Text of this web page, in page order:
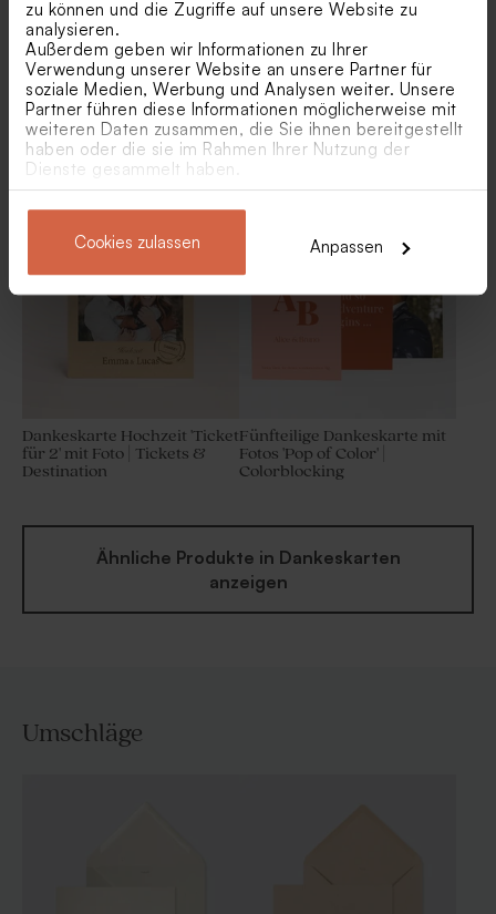
zu können und die Zugriffe auf unsere Website zu
analysieren.
Außerdem geben wir Informationen zu Ihrer
Verwendung unserer Website an unsere Partner für
soziale Medien, Werbung und Analysen weiter. Unsere
Partner führen diese Informationen möglicherweise mit
weiteren Daten zusammen, die Sie ihnen bereitgestellt
haben oder die sie im Rahmen Ihrer Nutzung der
Dienste gesammelt haben.
Cookies zulassen Anpassen
Danksagung 'Crafted' |
Dankeskarte Hochzeit 'Ticket
für 2' mit Foto | Tickets &
Destination
Fünfteilige Dankeskarte mit
Fotos 'Pop of Color' |
Colorblocking
Ähnliche Produkte in Dankeskarten
anzeigen
Umschläge